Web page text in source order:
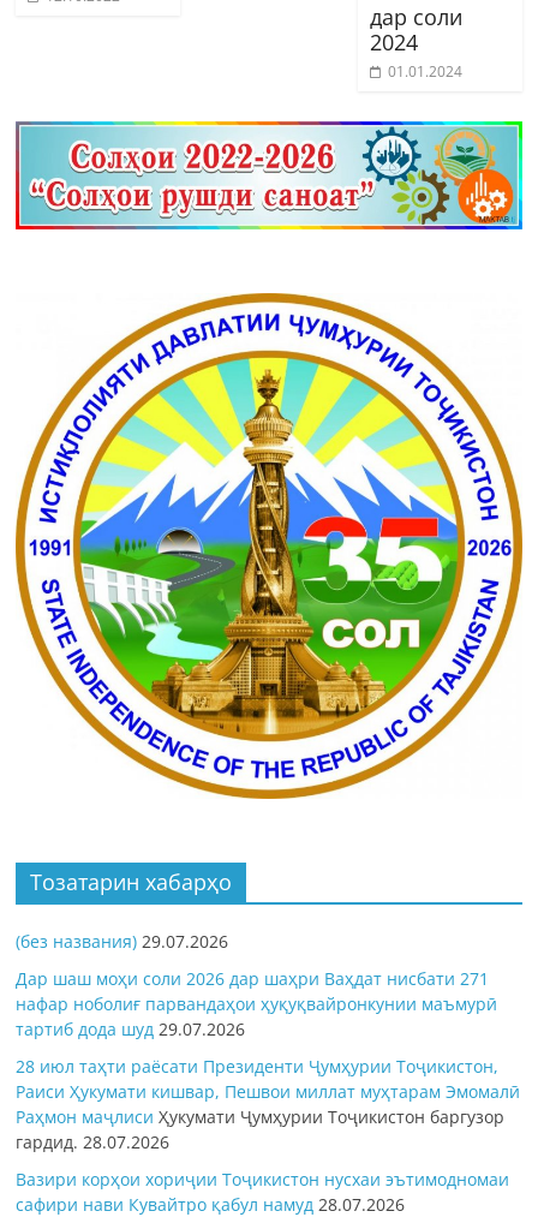
дар соли
2024
01.01.2024
Тозатарин хабарҳо
(без названия) 29.07.2026
Дар шаш моҳи соли 2026 дар шаҳри Ваҳдат нисбати 271
нафар ноболиғ парвандаҳои ҳуқуқвайронкунии маъмурӣ
тартиб дода шуд 29.07.2026
28 июл таҳти раёсати Президенти Ҷумҳурии Тоҷикистон,
Раиси Ҳукумати кишвар, Пешвои миллат муҳтарам Эмомалӣ
Раҳмон маҷлисиҲукумати Ҷумҳурии Тоҷикистон баргузор
гардид.28.07.2026
Вазири корҳои хориҷии Тоҷикистон нусхаи эътимодномаи
сафири нави Кувайтро қабул намуд 28.07.2026